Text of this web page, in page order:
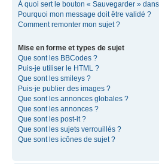
À quoi sert le bouton « Sauvegarder »
Pourquoi mon message doit être validé ?
Comment remonter mon sujet ?
Mise en forme et types de sujet
Que sont les BBCodes ?
Puis-je utiliser le HTML ?
Que sont les smileys ?
Puis-je publier des images ?
Que sont les annonces globales ?
Que sont les annonces ?
Que sont les post-it ?
Que sont les sujets verrouillés ?
Que sont les icônes de sujet ?